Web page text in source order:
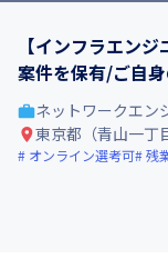
【インフラエン
案件を保有/ご自
ネットワークエン
東京都（青山一丁
オンライン選考可 残